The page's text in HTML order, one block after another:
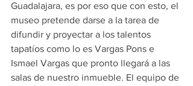
Guadalajara, es por eso que con esto, el
museo pretende darse a la tarea de
difundir y proyectar a los talentos
tapatíos como lo es Vargas Pons e
Ismael Vargas que pronto llegará a las
salas de nuestro inmueble. El equipo de